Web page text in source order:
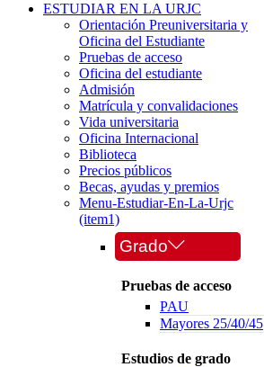
ESTUDIAR EN LA URJC
Orientación Preuniversitaria y
Oficina del Estudiante
Pruebas de acceso
Oficina del estudiante
Admisión
Matrícula y convalidaciones
Vida universitaria
Oficina Internacional
Biblioteca
Precios públicos
Becas, ayudas y premios
Menu-Estudiar-En-La-Urjc
(item1)
Grado
Pruebas de acceso
PAU
Mayores 25/40/45
Estudios de grado